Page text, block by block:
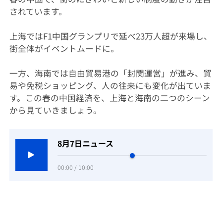
されています。
上海ではF1中国グランプリで延べ23万人超が来場し、
街全体がイベントムードに。
一方、海南では自由貿易港の「封関運営」が進み、貿
易や免税ショッピング、人の往来にも変化が出ていま
す。この春の中国経済を、上海と海南の二つのシーン
から見ていきましょう。
8月7日ニュース
00:00 / 10:00